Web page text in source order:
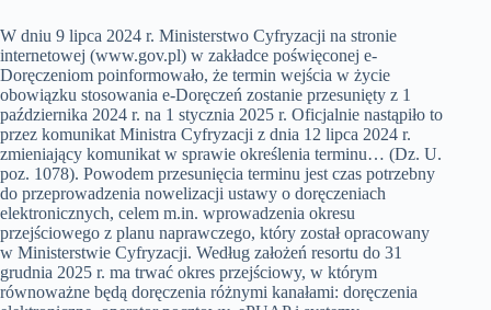
W dniu 9 lipca 2024 r. Ministerstwo Cyfryzacji na stronie
internetowej (www.gov.pl) w zakładce poświęconej e-
Doręczeniom poinformowało, że termin wejścia w życie
obowiązku stosowania e-Doręczeń zostanie przesunięty z 1
października 2024 r. na 1 stycznia 2025 r. Oficjalnie nastąpiło to
przez komunikat Ministra Cyfryzacji z dnia 12 lipca 2024 r.
zmieniający komunikat w sprawie określenia terminu… (Dz. U.
poz. 1078). Powodem przesunięcia terminu jest czas potrzebny
do przeprowadzenia nowelizacji ustawy o doręczeniach
elektronicznych, celem m.in. wprowadzenia okresu
przejściowego z planu naprawczego, który został opracowany
w Ministerstwie Cyfryzacji. Według założeń resortu do 31
grudnia 2025 r. ma trwać okres przejściowy, w którym
równoważne będą doręczenia różnymi kanałami: doręczenia